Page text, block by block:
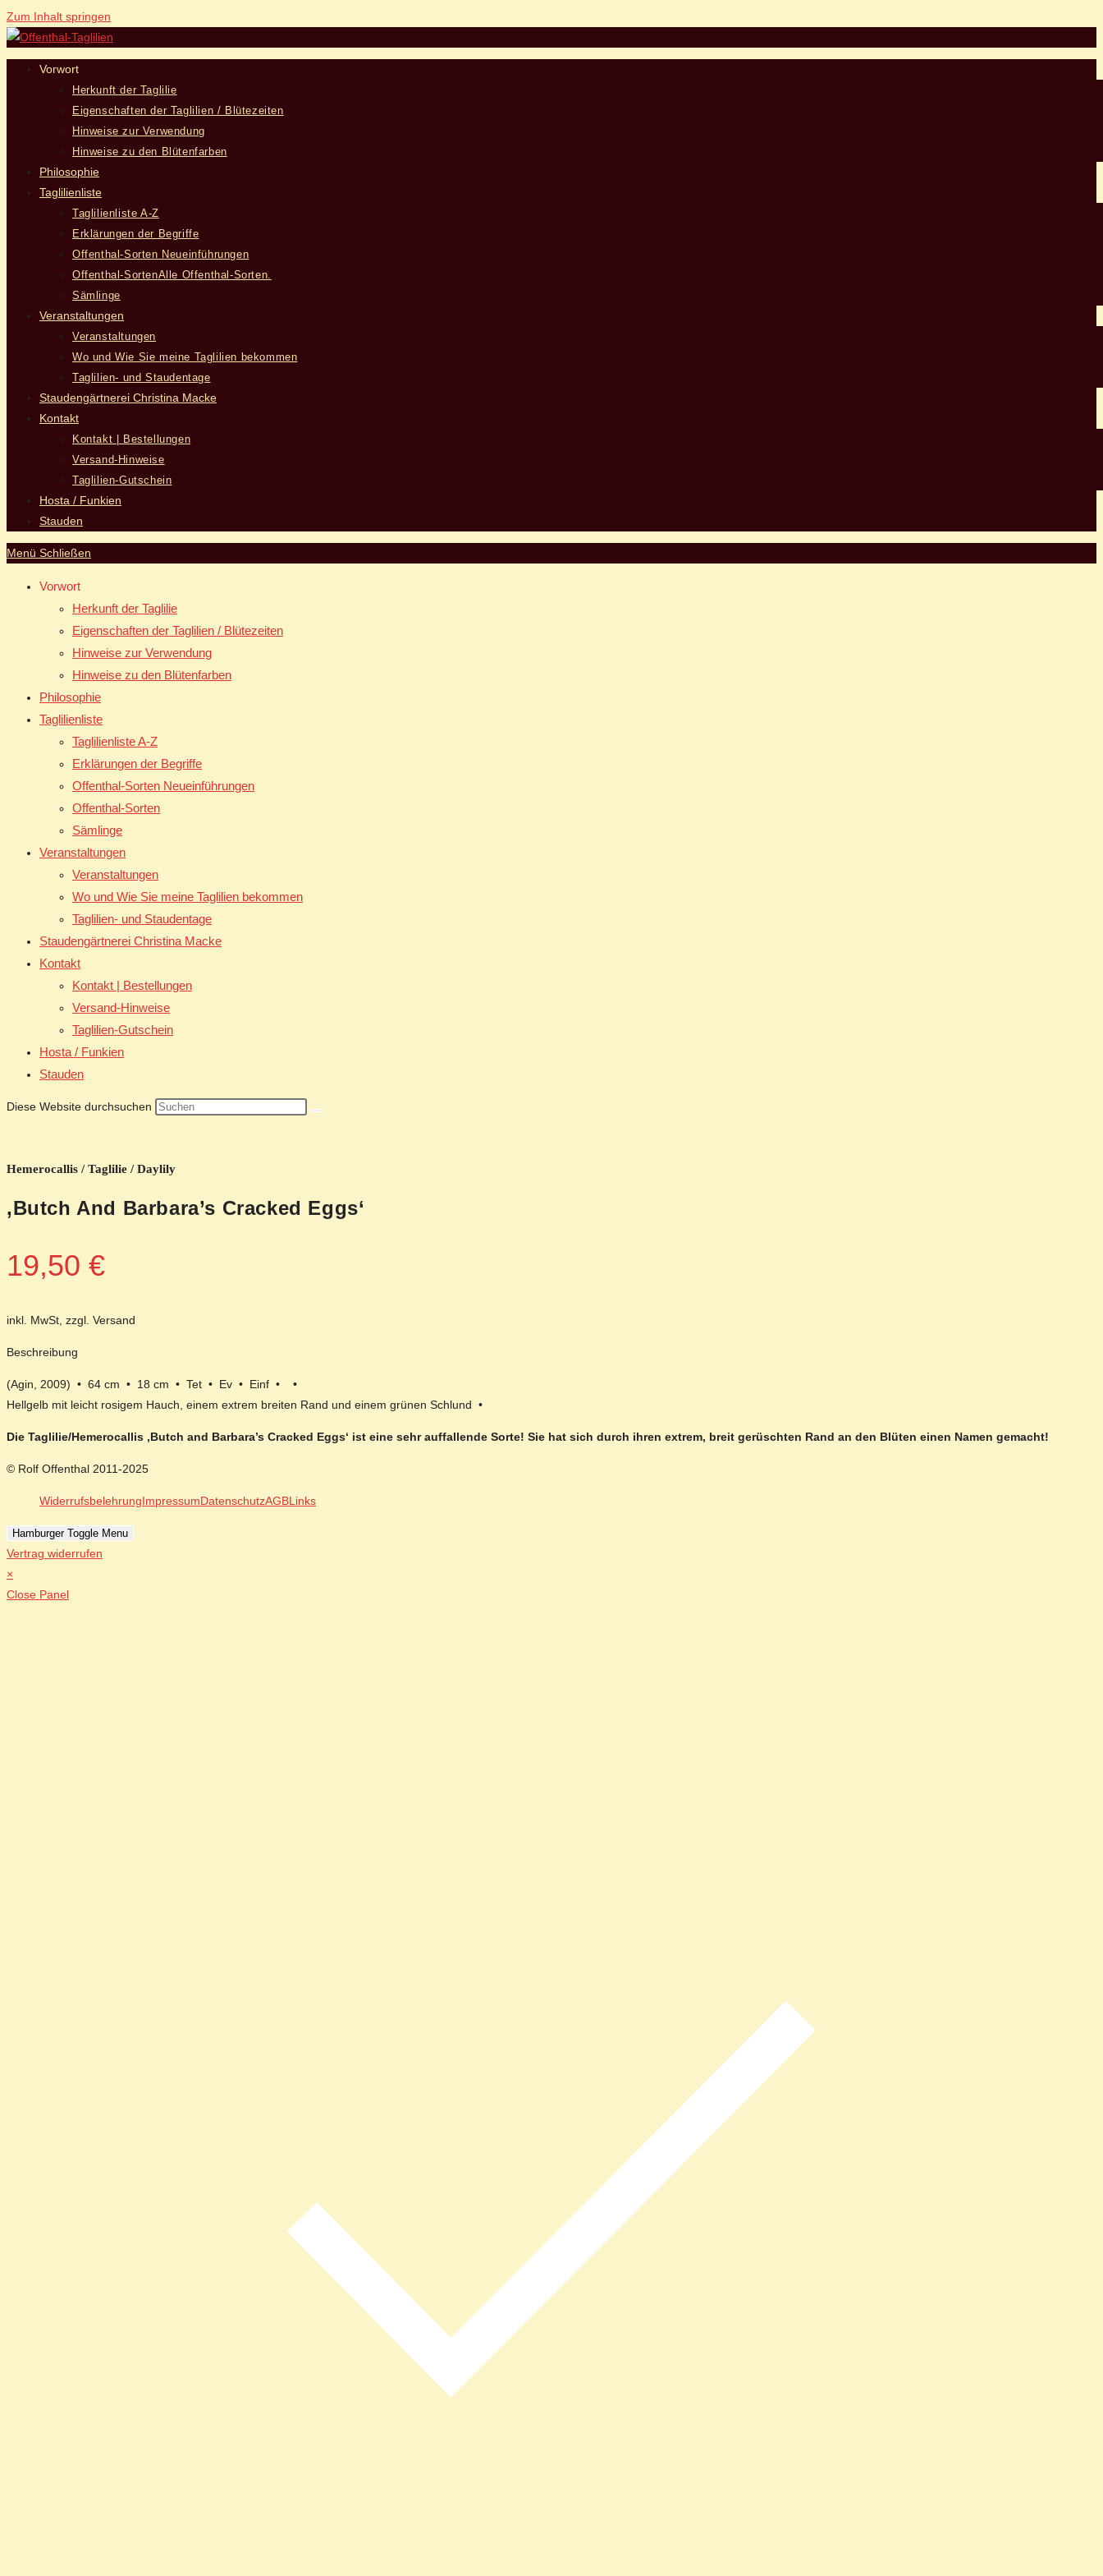
Zum Inhalt springen
Vorwort
Herkunft der Taglilie
Eigenschaften der Taglilien / Blütezeiten
Hinweise zur Verwendung
Hinweise zu den Blütenfarben
Philosophie
Taglilienliste
Taglilienliste A-Z
Erklärungen der Begriffe
Offenthal-Sorten Neueinführungen
Offenthal-SortenAlle Offenthal-Sorten.
Sämlinge
Veranstaltungen
Veranstaltungen
Wo und Wie Sie meine Taglilien bekommen
Taglilien- und Staudentage
Staudengärtnerei Christina Macke
Kontakt
Kontakt | Bestellungen
Versand-Hinweise
Taglilien-Gutschein
Hosta / Funkien
Stauden
Menü Schließen
Vorwort
Herkunft der Taglilie
Eigenschaften der Taglilien / Blütezeiten
Hinweise zur Verwendung
Hinweise zu den Blütenfarben
Philosophie
Taglilienliste
Taglilienliste A-Z
Erklärungen der Begriffe
Offenthal-Sorten Neueinführungen
Offenthal-Sorten
Sämlinge
Veranstaltungen
Veranstaltungen
Wo und Wie Sie meine Taglilien bekommen
Taglilien- und Staudentage
Staudengärtnerei Christina Macke
Kontakt
Kontakt | Bestellungen
Versand-Hinweise
Taglilien-Gutschein
Hosta / Funkien
Stauden
Diese Website durchsuchen
Hemerocallis / Taglilie / Daylily
‚Butch And Barbara’s Cracked Eggs‘
19,50 €
inkl. MwSt, zzgl. Versand
Beschreibung
(Agin, 2009) • 64 cm • 18 cm • Tet • Ev • Einf • •
Hellgelb mit leicht rosigem Hauch, einem extrem breiten Rand und einem grünen Schlund •
Die Taglilie/Hemerocallis ‚Butch and Barbara’s Cracked Eggs‘ ist eine sehr auffallende Sorte! Sie hat sich durch ihren extrem, breit gerüschten Rand an den Blüten einen Namen gemacht!
© Rolf Offenthal 2011-2025
WiderrufsbelehrungImpressumDatenschutzAGBLinks
Hamburger Toggle Menu
Vertrag widerrufen
×
Close Panel